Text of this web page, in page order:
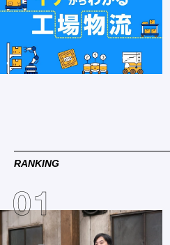
RANKING